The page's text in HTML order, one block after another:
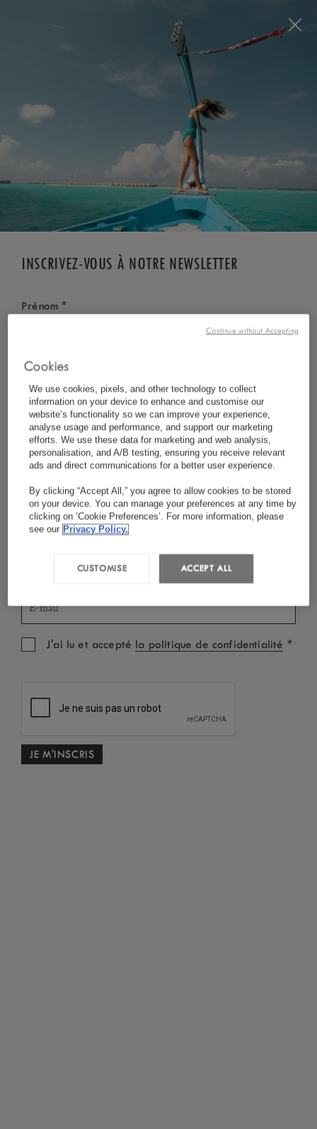
to enhance your experience
and make your visit easier and more comfortable.
RÉSERVEZ MAINTENANT
ANNULATION GRATUITE
INSCRIVEZ-VOUS À NOTRE NEWSLETTER
Prénom*
Nom *
Pays/Région*
Langue Préférée *
J'ai lu et accepté la politique de confidentialité *
Cookies
We use cookies, pixels, and other technology to collect
information on your device to enhance and customise our
website’s functionality so we can improve your experience,
analyse usage and performance, and support our marketing
efforts. We use these data for marketing and web analysis,
personalisation, and A/B testing, ensuring you receive relevant
ads and direct communications for a better user experience.
By clicking “Accept All,” you agree to allow cookies to be stored
on your device. You can manage your preferences at any time by
clicking on ‘Cookie Preferences’. For more information, please
see our Privacy Policy.
ACCEPT ALL
CUSTOMISE
Continue without Accepting